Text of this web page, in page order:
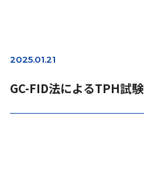
2025.01.21
GC-FID法によるTPH試験